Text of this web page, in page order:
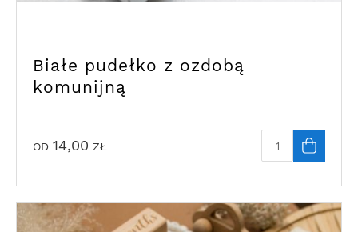
Białe pudełko z ozdobą
komunijną
OD 14,00 ZŁ